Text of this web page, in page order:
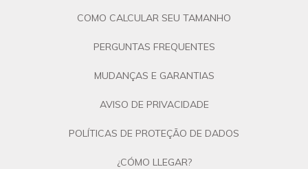
COMO CALCULAR SEU TAMANHO
PERGUNTAS FREQUENTES
MUDANÇAS E GARANTIAS
AVISO DE PRIVACIDADE
POLÍTICAS DE PROTEÇÃO DE DADOS
¿CÓMO LLEGAR?